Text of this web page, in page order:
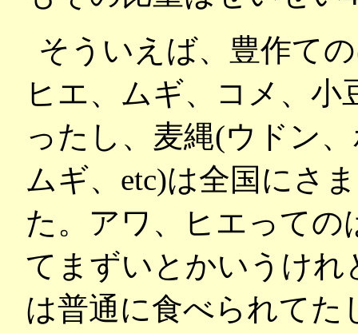
そういえば、豊作て
ヒエ、ムギ、コメ、
ったし、麦縄(ウドン
ムギ、etc)は全国にさ
た。アワ、ヒエって
てまずいとかいうけ
は普通に食べられて